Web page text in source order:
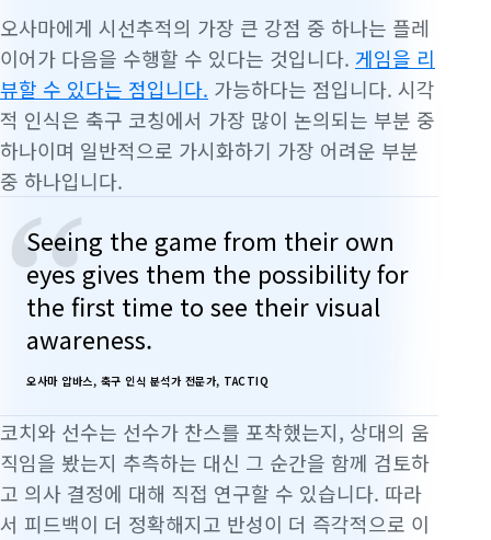
오사마에게 시선추적의 가장 큰 강점 중 하나는 플레
이어가 다음을 수행할 수 있다는 것입니다. 게임을 리
뷰할 수 있다는 점입니다. 가능하다는 점입니다. 시각
적 인식은 축구 코칭에서 가장 많이 논의되는 부분 중
하나이며 일반적으로 가시화하기 가장 어려운 부분
중 하나입니다.
“
Seeing the game from their own
eyes gives them the possibility for
the first time to see their visual
awareness.
오사마 압바스, 축구 인식 분석가 전문가, TACTIQ
코치와 선수는 선수가 찬스를 포착했는지, 상대의 움
직임을 봤는지 추측하는 대신 그 순간을 함께 검토하
고 의사 결정에 대해 직접 연구할 수 있습니다. 따라
서 피드백이 더 정확해지고 반성이 더 즉각적으로 이